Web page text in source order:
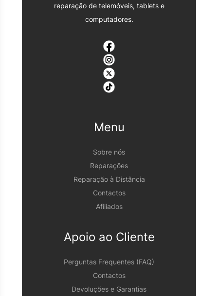
reparação de telemóveis, tablets e
computadores.
Menu
Sobre nós
Reparações
Reparação à Distância
Contactos
Afiliados
Apoio ao Cliente
Perguntas Frequentes (FAQ)
Contactos
Devoluções e Garantias